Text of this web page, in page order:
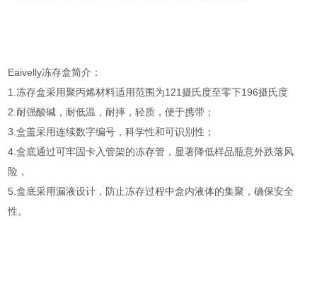
Eaivelly冻存盒简介：
1.冻存盒采用聚丙烯材料适用范围为121摄氏度至零下196摄氏度
2.耐强酸碱，耐低温，耐摔，轻质，便于携带；
3.盒盖采用连续数字编号，科学性和可识别性；
4.盒底通过可牢固卡入管架的冻存管，显著降低样品瓶意外跌落风
险，
5.盒底采用漏液设计，防止冻存过程中盒内液体的集聚，确保安全
性。